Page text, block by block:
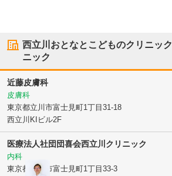
西立川おとなとこどものクリニック
ニック
近藤皮膚科
皮膚科
東京都立川市富士見町1丁目31-18
西立川KIビル2F
医療法人社団団喜会西立川クリニック
内科
東京都立川市富士見町1丁目33-3